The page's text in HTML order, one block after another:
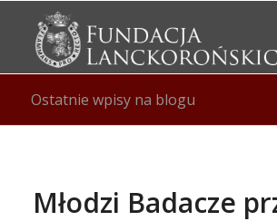
Ostatnie wpisy na blogu
Młodzi Badacze